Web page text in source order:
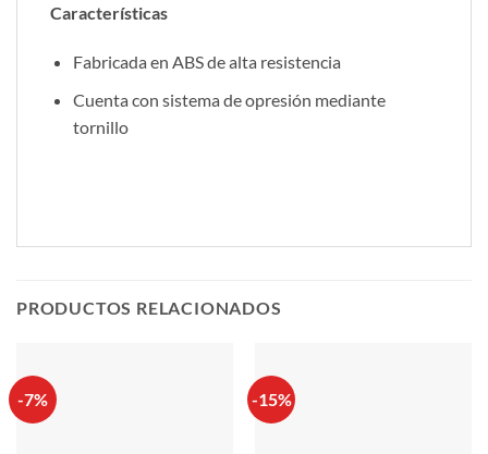
Características
Fabricada en ABS de alta resistencia
Cuenta con sistema de opresión mediante
tornillo
PRODUCTOS RELACIONADOS
-7% -15%